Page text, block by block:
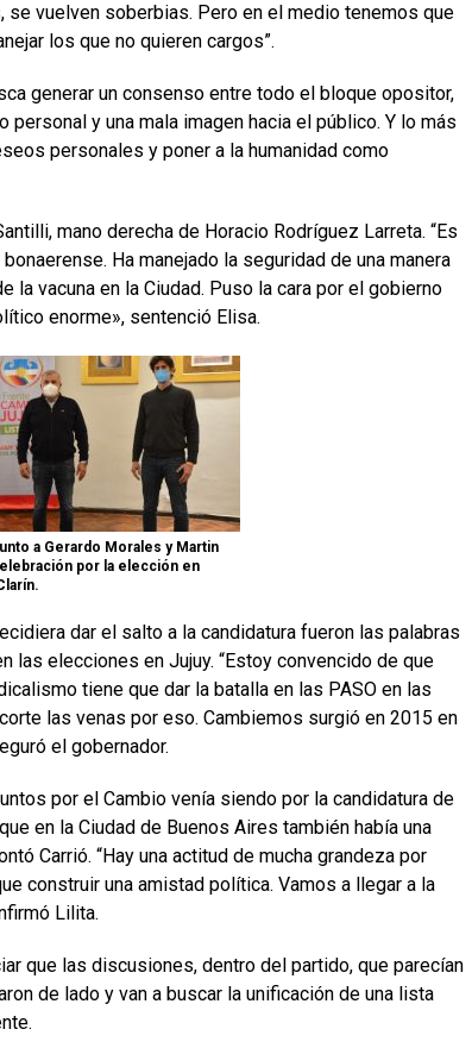
se vuelven soberbias. Pero en el medio tenemos que
los que no quieren cargos”.
generar un consenso entre todo el bloque opositor,
personal y una mala imagen hacia el público. Y lo más
personales y poner a la humanidad como
mano derecha de Horacio Rodríguez Larreta. “Es
Ha manejado la seguridad de una manera
vacuna en la Ciudad. Puso la cara por el gobierno
enorme», sentenció Elisa.
a Gerardo Morales y Martin
por la elección en
dar el salto a la candidatura fueron las palabras
las elecciones en Jujuy. “Estoy convencido de que
tiene que dar la batalla en las PASO en las
las venas por eso. Cambiemos surgió en 2015 en
el gobernador.
por el Cambio venía siendo por la candidatura de
en la Ciudad de Buenos Aires también había una
Carrió. “Hay una actitud de mucha grandeza por
construir una amistad política. Vamos a llegar a la
Lilita.
que las discusiones, dentro del partido, que parecían
de lado y van a buscar la unificación de una lista